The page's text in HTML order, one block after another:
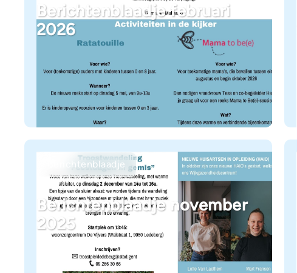
Berichtenblaadje februari
2026
Berichtenblaadje
Berichtenblaadje november
2025